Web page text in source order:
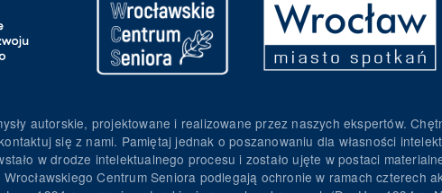
autorskie, projektowane i realizowane przez naszych ekspertów.
się z nami. Pamiętaj jednak o poszanowaniu dla własności
w drodze intelektualnego procesu i zostało ujęte w postaci
Centrum Seniora podlegają ochronie w ramach czterech